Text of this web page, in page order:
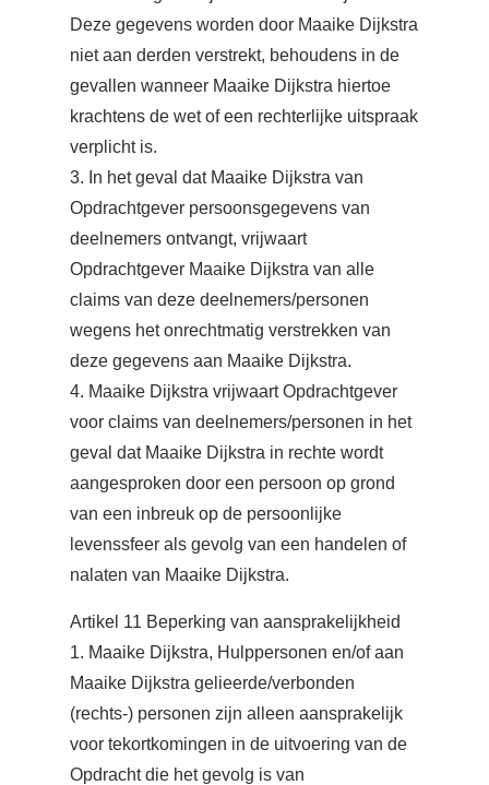
Deze gegevens worden door Maaike Dijkstra
niet aan derden verstrekt, behoudens in de
gevallen wanneer Maaike Dijkstra hiertoe
krachtens de wet of een rechterlijke uitspraak
verplicht is.
3. In het geval dat Maaike Dijkstra van
Opdrachtgever persoonsgegevens van
deelnemers ontvangt, vrijwaart
Opdrachtgever Maaike Dijkstra van alle
claims van deze deelnemers/personen
wegens het onrechtmatig verstrekken van
deze gegevens aan Maaike Dijkstra.
4. Maaike Dijkstra vrijwaart Opdrachtgever
voor claims van deelnemers/personen in het
geval dat Maaike Dijkstra in rechte wordt
aangesproken door een persoon op grond
van een inbreuk op de persoonlijke
levenssfeer als gevolg van een handelen of
nalaten van Maaike Dijkstra.
Artikel 11 Beperking van aansprakelijkheid
1. Maaike Dijkstra, Hulppersonen en/of aan
Maaike Dijkstra gelieerde/verbonden
(rechts-) personen zijn alleen aansprakelijk
voor tekortkomingen in de uitvoering van de
Opdracht die het gevolg is van